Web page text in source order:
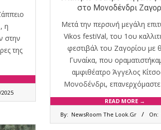
η
στην
της
στο Μονοδένδρι
Μετά την περσινή μεγάλη
Vikos festiVal, του 1ου
φεστιβάλ του Ζαγορίου με
Γυναίκα, που
αμφιθέατρο Άγγελος
Μονοδένδρι,
READ MORE →
By: NewsRoom The Look.Gr On: